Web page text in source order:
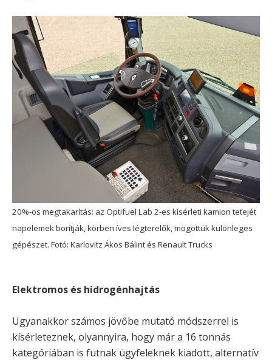
20%-os megtakarítás: az Optifuel Lab 2-es kísérleti kamion tetejét
napelemek borítják, körben íves légterelők, mögöttük különleges
gépészet. Fotó: Karlovitz Ákos Bálint és Renault Trucks
Elektromos és hidrogénhajtás
Ugyanakkor számos jövőbe mutató módszerrel is
kísérleteznek, olyannyira, hogy már a 16 tonnás
kategóriában is futnak ügyfeleknek kiadott, alternatív